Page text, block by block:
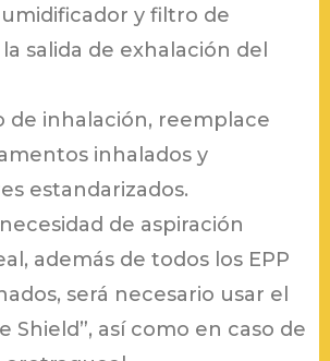
y filtro de
salida de exhalación del
de inhalación, reemplace
inhalados y
estandarizados.
de aspiración
además de todos los EPP
será necesario usar el
Shield”, así como en caso de